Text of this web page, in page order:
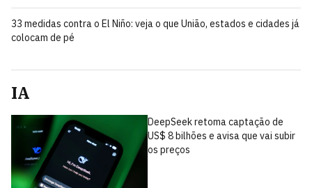
33 medidas contra o El Niño: veja o que União, estados e cidades já
colocam de pé
IA
DeepSeek retoma captação de
US$ 8 bilhões e avisa que vai subir
os preços